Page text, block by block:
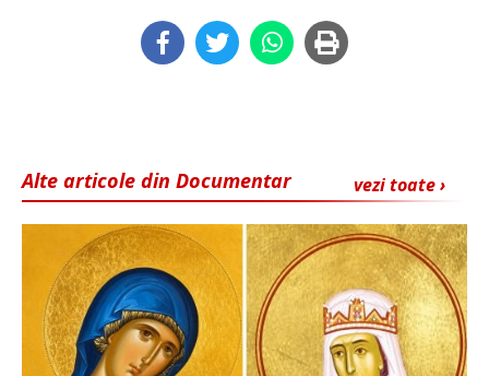
vezi toate ›
Alte articole din Documentar